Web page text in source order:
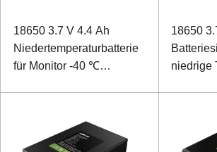
18650 3.7 V 4.4 Ah
Niedertemperaturbatterie
für Monitor -40 ℃
18650
niedrige